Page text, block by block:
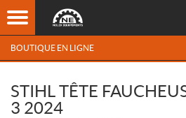
BOUTIQUE EN LIGNE
STIHL TÊTE
3 2024